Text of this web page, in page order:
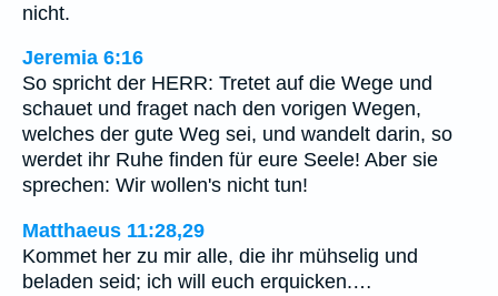
nicht.
Jeremia 6:16
So spricht der HERR: Tretet auf die Wege und
schauet und fraget nach den vorigen Wegen,
welches der gute Weg sei, und wandelt darin, so
werdet ihr Ruhe finden für eure Seele! Aber sie
sprechen: Wir wollen's nicht tun!
Matthaeus 11:28,29
Kommet her zu mir alle, die ihr mühselig und
beladen seid; ich will euch erquicken.…